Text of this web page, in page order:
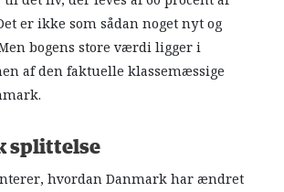
er ikke som sådan noget nyt og
bogens store værdi ligger i
af den faktuelle klassemæssige
splittelse
hvordan Danmark har ændret